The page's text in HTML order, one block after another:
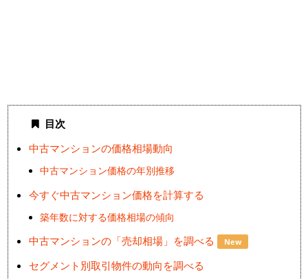
目次
中古マンションの価格相場動向
中古マンション価格の年別推移
今すぐ中古マンション価格を計算する
築年数に対する価格相場の傾向
中古マンションの「売却相場」を調べる New
セグメント別取引物件の動向を調べる